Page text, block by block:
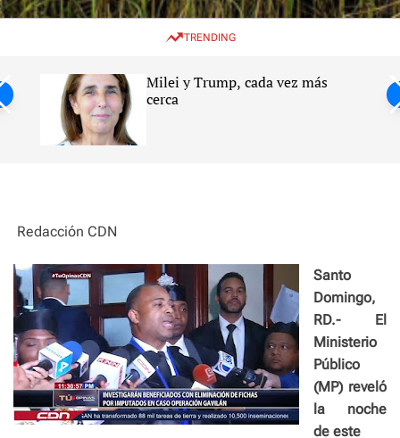
w
c
e
e
TRENDING
Milei y Trump, cada vez más
cerca
Redacción CDN
Santo
Domingo,
RD.- El
Ministerio
Público
(MP) reveló
la noche
de este